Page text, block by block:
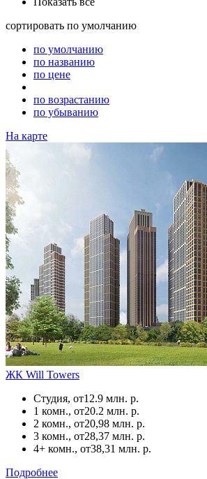
сортировать по умолчанию
по умолчанию
по названию
по цене
по возрастанию
по убыванию
На карте
ЖК Will Towers
Студия, от12.9 млн. р.
1 комн., от20.2 млн. р.
2 комн., от20,98 млн. р.
3 комн., от28,37 млн. р.
4+ комн., от38,31 млн. р.
Подробнее